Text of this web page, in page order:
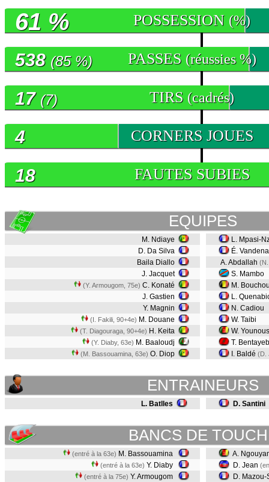
POSSESSION (%)
61 %
PASSES (réussies %)
538 (85 %)
TIRS (cadrés)
17 (7)
CORNERS JOUES
4
FAUTES SUBIES
18
EQUIPES
M. Ndiaye
D. Da Silva
Baila Diallo
J. Jacquet
(Y. Armougom, 75e) C. Konaté
J. Gastien
Y. Magnin
(I. Fakili, 90+4e) M. Douane
(T. Diagouraga, 90+4e) H. Keita
(Y. Diaby, 63e) M. Baaloudj
(M. Bassouamina, 63e) O. Diop
L. Mpasi-
É.
A. Abdallah
S. Mambo
M.
L.
N. Cadiou
W. Taibi
W.
T.
I. Baldé (D.
ENTRAINEURS
L. Batlles D. Santini
BANCS DE
(entré à la 63e) M. Bassouamina
(entré à la 63e) Y. Diaby
(entré à la 75e) Y. Armougom
A.
D. Jean
D.